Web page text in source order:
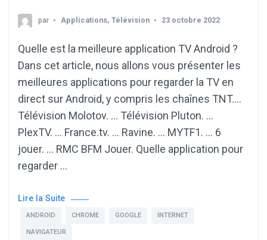
par Applications, Télévision 23 octobre 2022
Quelle est la meilleure application TV Android ?
Dans cet article, nous allons vous présenter les
meilleures applications pour regarder la TV en
direct sur Android, y compris les chaînes TNT….
Télévision Molotov. … Télévision Pluton. …
PlexTV. … France.tv. … Ravine. … MYTF1. … 6
jouer. … RMC BFM Jouer. Quelle application pour
regarder …
Lire la Suite
ANDROID CHROME GOOGLE INTERNET
NAVIGATEUR